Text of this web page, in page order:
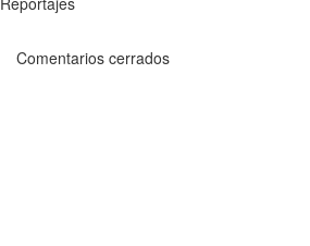
Comentarios cerrados